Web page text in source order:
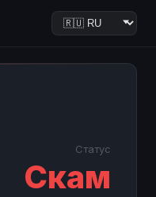
Статус
Скам